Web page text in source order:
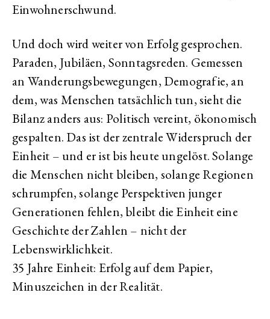
Einwohnerschwund.
Und doch wird weiter von Erfolg gesprochen.
Paraden, Jubiläen, Sonntagsreden. Gemessen
an Wanderungsbewegungen, Demografie, an
dem, was Menschen tatsächlich tun, sieht die
Bilanz anders aus: Politisch vereint, ökonomisch
gespalten. Das ist der zentrale Widerspruch der
Einheit – und er ist bis heute ungelöst. Solange
die Menschen nicht bleiben, solange Regionen
schrumpfen, solange Perspektiven junger
Generationen fehlen, bleibt die Einheit eine
Geschichte der Zahlen – nicht der
Lebenswirklichkeit.
35 Jahre Einheit: Erfolg auf dem Papier,
Minuszeichen in der Realität.